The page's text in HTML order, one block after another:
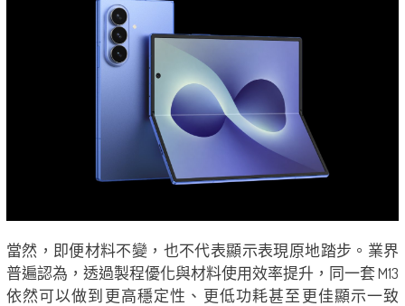
當然，即便材料不變，也不代表顯示表現原地踏步。業界
普遍認為，透過製程優化與材料使用效率提升，同一套 M13
依然可以做到更高穩定性、更低功耗甚至更佳顯示一致